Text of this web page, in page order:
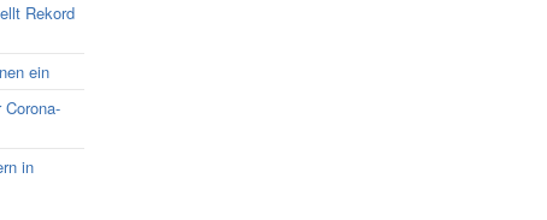
Rekord
ein
in